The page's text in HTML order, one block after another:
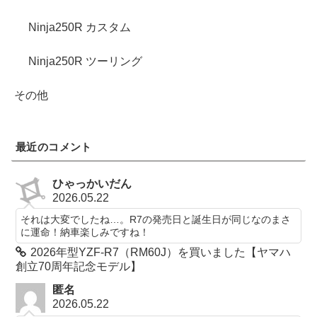
Ninja250R カスタム
Ninja250R ツーリング
その他
最近のコメント
ひゃっかいだん
2026.05.22
それは大変でしたね…。R7の発売日と誕生日が同じなのまさ
に運命！納車楽しみですね！
2026年型YZF-R7（RM60J）を買いました【ヤマハ
創立70周年記念モデル】
匿名
2026.05.22